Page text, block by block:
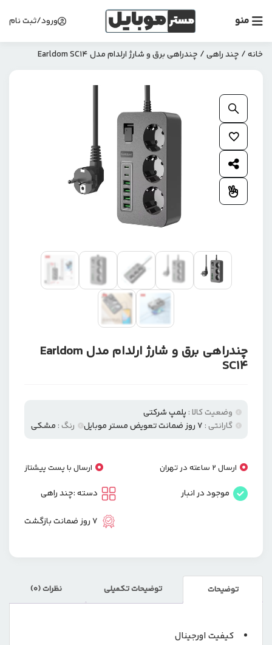
منو ورود/ثبت نام
خانه/ چند راهی/ چندراهی برق و شارژ ارلدام مدل Earldom SC14
چندراهی برق و شارژ ارلدام مدل Earldom
SC14
وضعیت کالا : پلمپ شرکتی
گارانتی : ۷ روز ضمانت تعویض مستر موبایل رنگ : مشکی
ارسال 2 ساعته در تهران ارسال با پست پیشتاز
موجود در انبار دسته :چند راهی
7 روز ضمانت بازگشت
بزرگنمایی محصول
افزودن به علاقمندی ها
اشتراک گذاری محصول
افزودن به مقایسه
توضیحات توضیحات تکمیلی نظرات (0)
کیفیت اورجینال